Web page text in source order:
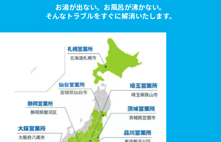
お湯が出ない。お風呂が沸かない。
そんなトラブルをすぐに解消いたします。